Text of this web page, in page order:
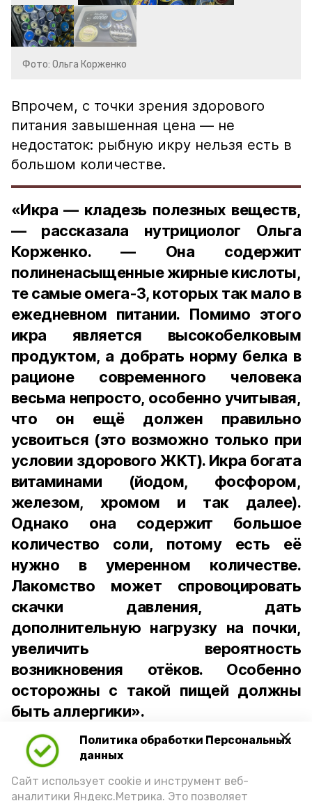
Политика обработки Персональных
данных
Сайт использует cookie и инструмент веб-
аналитики Яндекс.Метрика. Это позволяет
Фото: Ольга Корженко
Впрочем, с точки зрения здорового
питания завышенная цена — не
недостаток: рыбную икру нельзя есть в
большом количестве.
«Икра — кладезь полезных веществ,
— рассказала нутрициолог Ольга
Корженко. — Она содержит
полиненасыщенные жирные кислоты,
те самые омега-3, которых так мало в
ежедневном питании. Помимо этого
икра является высокобелковым
продуктом, а добрать норму белка в
рационе современного человека
весьма непросто, особенно учитывая,
что он ещё должен правильно
усвоиться (это возможно только при
условии здорового ЖКТ). Икра богата
витаминами (йодом, фосфором,
железом, хромом и так далее).
Однако она содержит большое
количество соли, потому есть её
нужно в умеренном количестве.
Лакомство может спровоцировать
скачки давления, дать
дополнительную нагрузку на почки,
увеличить вероятность
возникновения отёков. Особенно
осторожны с такой пищей должны
быть аллергики».
Для взрослого человека безопасной
порцией икры считается 30-50 граммов
(2-3 ложки). При этом следует обратить